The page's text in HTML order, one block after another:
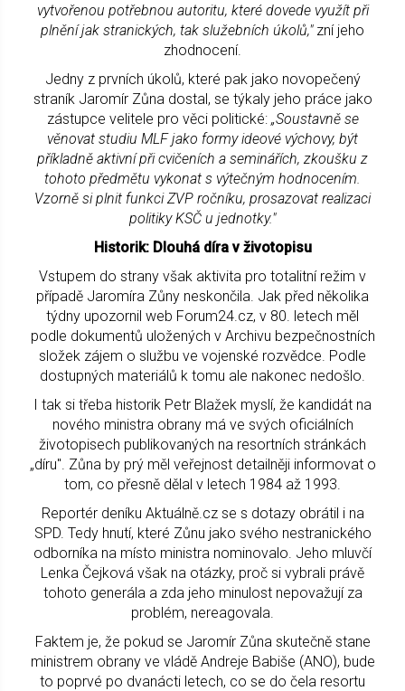
vytvořenou potřebnou autoritu, které dovede využít při
plnění jak stranických, tak služebních úkolů,"zní jeho
zhodnocení.
Jedny z prvních úkolů, které pak jako novopečený
straník Jaromír Zůna dostal, se týkaly jeho práce jako
zástupce velitele pro věci politické: „Soustavně se
věnovat studiu MLF jako formy ideové výchovy, být
příkladně aktivní při cvičeních a seminářích, zkoušku z
tohoto předmětu vykonat s výtečným hodnocením.
Vzorně si plnit funkci ZVP ročníku, prosazovat realizaci
politiky KSČ u jednotky."
Historik: Dlouhá díra v životopisu
Vstupem do strany však aktivita pro totalitní režim v
případě Jaromíra Zůny neskončila. Jak před několika
týdny upozornil web Forum24.cz, v 80. letech měl
podle dokumentů uložených v Archivu bezpečnostních
složek zájem o službu ve vojenské rozvědce. Podle
dostupných materiálů k tomu ale nakonec nedošlo.
I tak si třeba historik Petr Blažek myslí, že kandidát na
nového ministra obrany má ve svých oficiálních
životopisech publikovaných na resortních stránkách
„díru". Zůna by prý měl veřejnost detailněji informovat o
tom, co přesně dělal v letech 1984 až 1993.
Reportér deníku Aktuálně.cz se s dotazy obrátil i na
SPD. Tedy hnutí, které Zůnu jako svého nestranického
odborníka na místo ministra nominovalo. Jeho mluvčí
Lenka Čejková však na otázky, proč si vybrali právě
tohoto generála a zda jeho minulost nepovažují za
problém, nereagovala.
Faktem je, že pokud se Jaromír Zůna skutečně stane
ministrem obrany ve vládě Andreje Babiše (ANO), bude
to poprvé po dvanácti letech, co se do čela resortu